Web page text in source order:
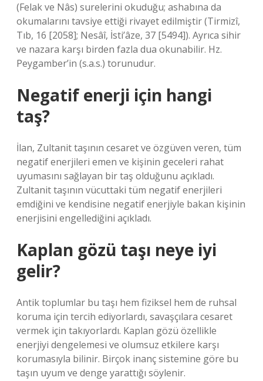
(Felak ve Nâs) surelerini okuduğu; ashabına da
okumalarını tavsiye ettiği rivayet edilmiştir (Tirmizî,
Tıb, 16 [2058]; Nesâî, İsti’âze, 37 [5494]). Ayrıca sihir
ve nazara karşı birden fazla dua okunabilir. Hz.
Peygamber’in (s.a.s.) torunudur.
Negatif enerji için hangi
taş?
İlan, Zultanit taşının cesaret ve özgüven veren, tüm
negatif enerjileri emen ve kişinin geceleri rahat
uyumasını sağlayan bir taş olduğunu açıkladı.
Zultanit taşının vücuttaki tüm negatif enerjileri
emdiğini ve kendisine negatif enerjiyle bakan kişinin
enerjisini engellediğini açıkladı.
Kaplan gözü taşı neye iyi
gelir?
Antik toplumlar bu taşı hem fiziksel hem de ruhsal
koruma için tercih ediyorlardı, savaşçılara cesaret
vermek için takıyorlardı. Kaplan gözü özellikle
enerjiyi dengelemesi ve olumsuz etkilere karşı
korumasıyla bilinir. Birçok inanç sistemine göre bu
taşın uyum ve denge yarattığı söylenir.